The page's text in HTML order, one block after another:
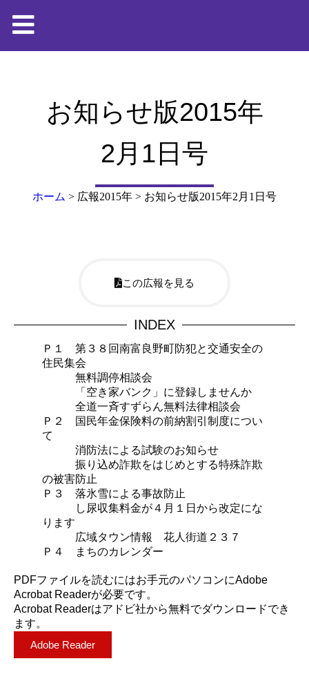
お知らせ版2015年
2月1日号
ホーム > 広報2015年 > お知らせ版2015年2月1日号
この広報を見る
INDEX
Ｐ１ 第３８回南富良野町防犯と交通安全の
住民集会
無料調停相談会
「空き家バンク」に登録しませんか
全道一斉すずらん無料法律相談会
Ｐ２ 国民年金保険料の前納割引制度につい
て
消防法による試験のお知らせ
振り込め詐欺をはじめとする特殊詐欺
の被害防止
Ｐ３ 落氷雪による事故防止
し尿収集料金が４月１日から改定にな
ります
広域タウン情報 花人街道２３７
Ｐ４ まちのカレンダー
PDFファイルを読むにはお手元のパソコンにAdobe
Acrobat Readerが必要です。
Acrobat Readerはアドビ社から無料でダウンロードでき
ます。
Adobe Reader